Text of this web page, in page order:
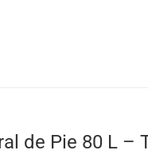
de Pie 80 L –